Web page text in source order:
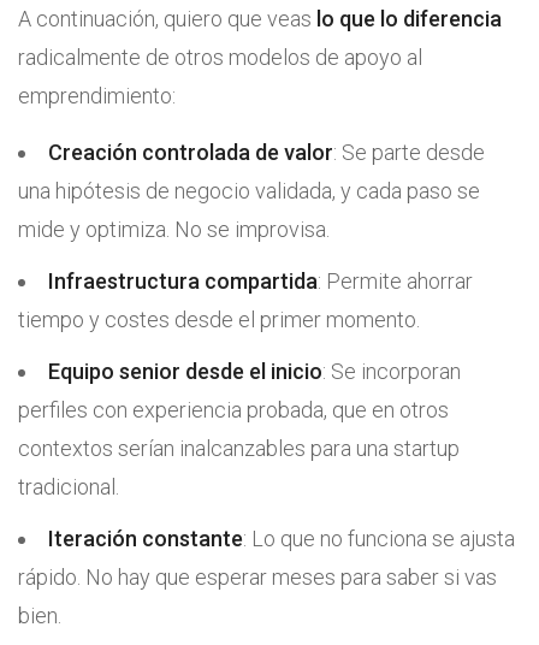
A continuación, quiero que veas lo que lo diferencia
radicalmente de otros modelos de apoyo al
emprendimiento:
Creación controlada de valor: Se parte desde
una hipótesis de negocio validada, y cada paso se
mide y optimiza. No se improvisa.
Infraestructura compartida: Permite ahorrar
tiempo y costes desde el primer momento.
Equipo senior desde el inicio: Se incorporan
perfiles con experiencia probada, que en otros
contextos serían inalcanzables para una startup
tradicional.
Iteración constante: Lo que no funciona se ajusta
rápido. No hay que esperar meses para saber si vas
bien.